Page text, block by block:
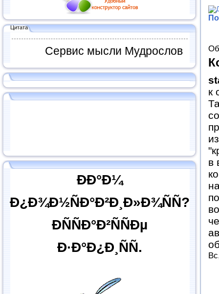
Цитата
Сервис мысли Мудрослов
ÐÐ°Ð¼
Ð¿Ð¾Ð½ÑÐ°Ð²Ð¸Ð»Ð¾ÑÑ?
ÐÑÑÐ°Ð²ÑÑÐµ
Ð·Ð°Ð¿Ð¸ÑÑ.
к
в